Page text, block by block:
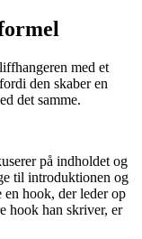
med et
den skaber en
det samme.
på indholdet og
til introduktionen og
hook, der leder op
hook han skriver, er